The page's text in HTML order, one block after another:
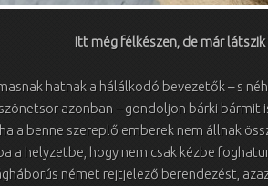
Itt még félkészen, de már
hatnak a hálálkodó bevezetők – s
azonban – gondoljon bárki bármit
a benne szereplő emberek nem állnak
a helyzetbe, hogy nem csak kézbe
német rejtjelező berendezést,